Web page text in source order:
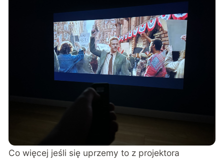
Co więcej jeśli się uprzemy to z projektora